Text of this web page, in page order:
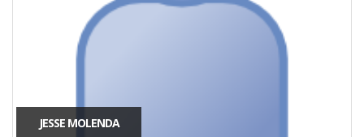
JESSE MOLENDA